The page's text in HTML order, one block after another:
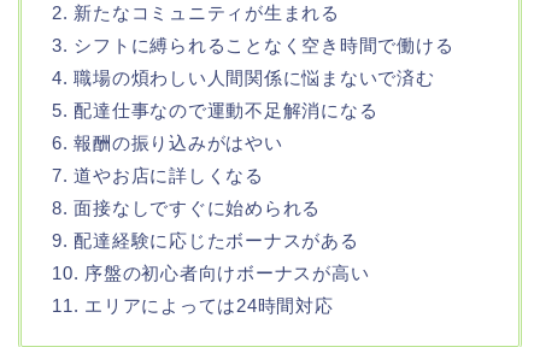
2. 新たなコミュニティが生まれる
3. シフトに縛られることなく空き時間で働ける
4. 職場の煩わしい人間関係に悩まないで済む
5. 配達仕事なので運動不足解消になる
6. 報酬の振り込みがはやい
7. 道やお店に詳しくなる
8. 面接なしですぐに始められる
9. 配達経験に応じたボーナスがある
10. 序盤の初心者向けボーナスが高い
11. エリアによっては24時間対応